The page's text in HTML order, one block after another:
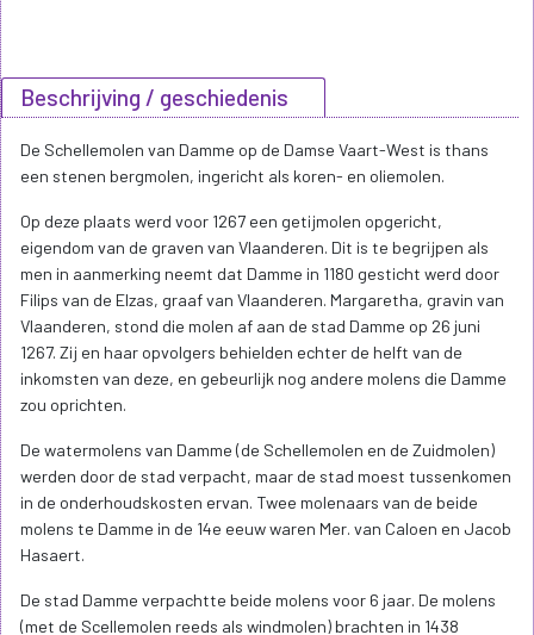
Beschrijving / geschiedenis
De Schellemolen van Damme op de Damse Vaart-West is thans
een stenen bergmolen, ingericht als koren- en oliemolen.
Op deze plaats werd voor 1267 een getijmolen opgericht,
eigendom van de graven van Vlaanderen. Dit is te begrijpen als
men in aanmerking neemt dat Damme in 1180 gesticht werd door
Filips van de Elzas, graaf van Vlaanderen. Margaretha, gravin van
Vlaanderen, stond die molen af aan de stad Damme op 26 juni
1267. Zij en haar opvolgers behielden echter de helft van de
inkomsten van deze, en gebeurlijk nog andere molens die Damme
zou oprichten.
De watermolens van Damme (de Schellemolen en de Zuidmolen)
werden door de stad verpacht, maar de stad moest tussenkomen
in de onderhoudskosten ervan. Twee molenaars van de beide
molens te Damme in de 14e eeuw waren Mer. van Caloen en Jacob
Hasaert.
De stad Damme verpachtte beide molens voor 6 jaar. De molens
(met de Scellemolen reeds als windmolen) brachten in 1438